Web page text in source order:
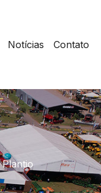
Notícias Contato
Plantio